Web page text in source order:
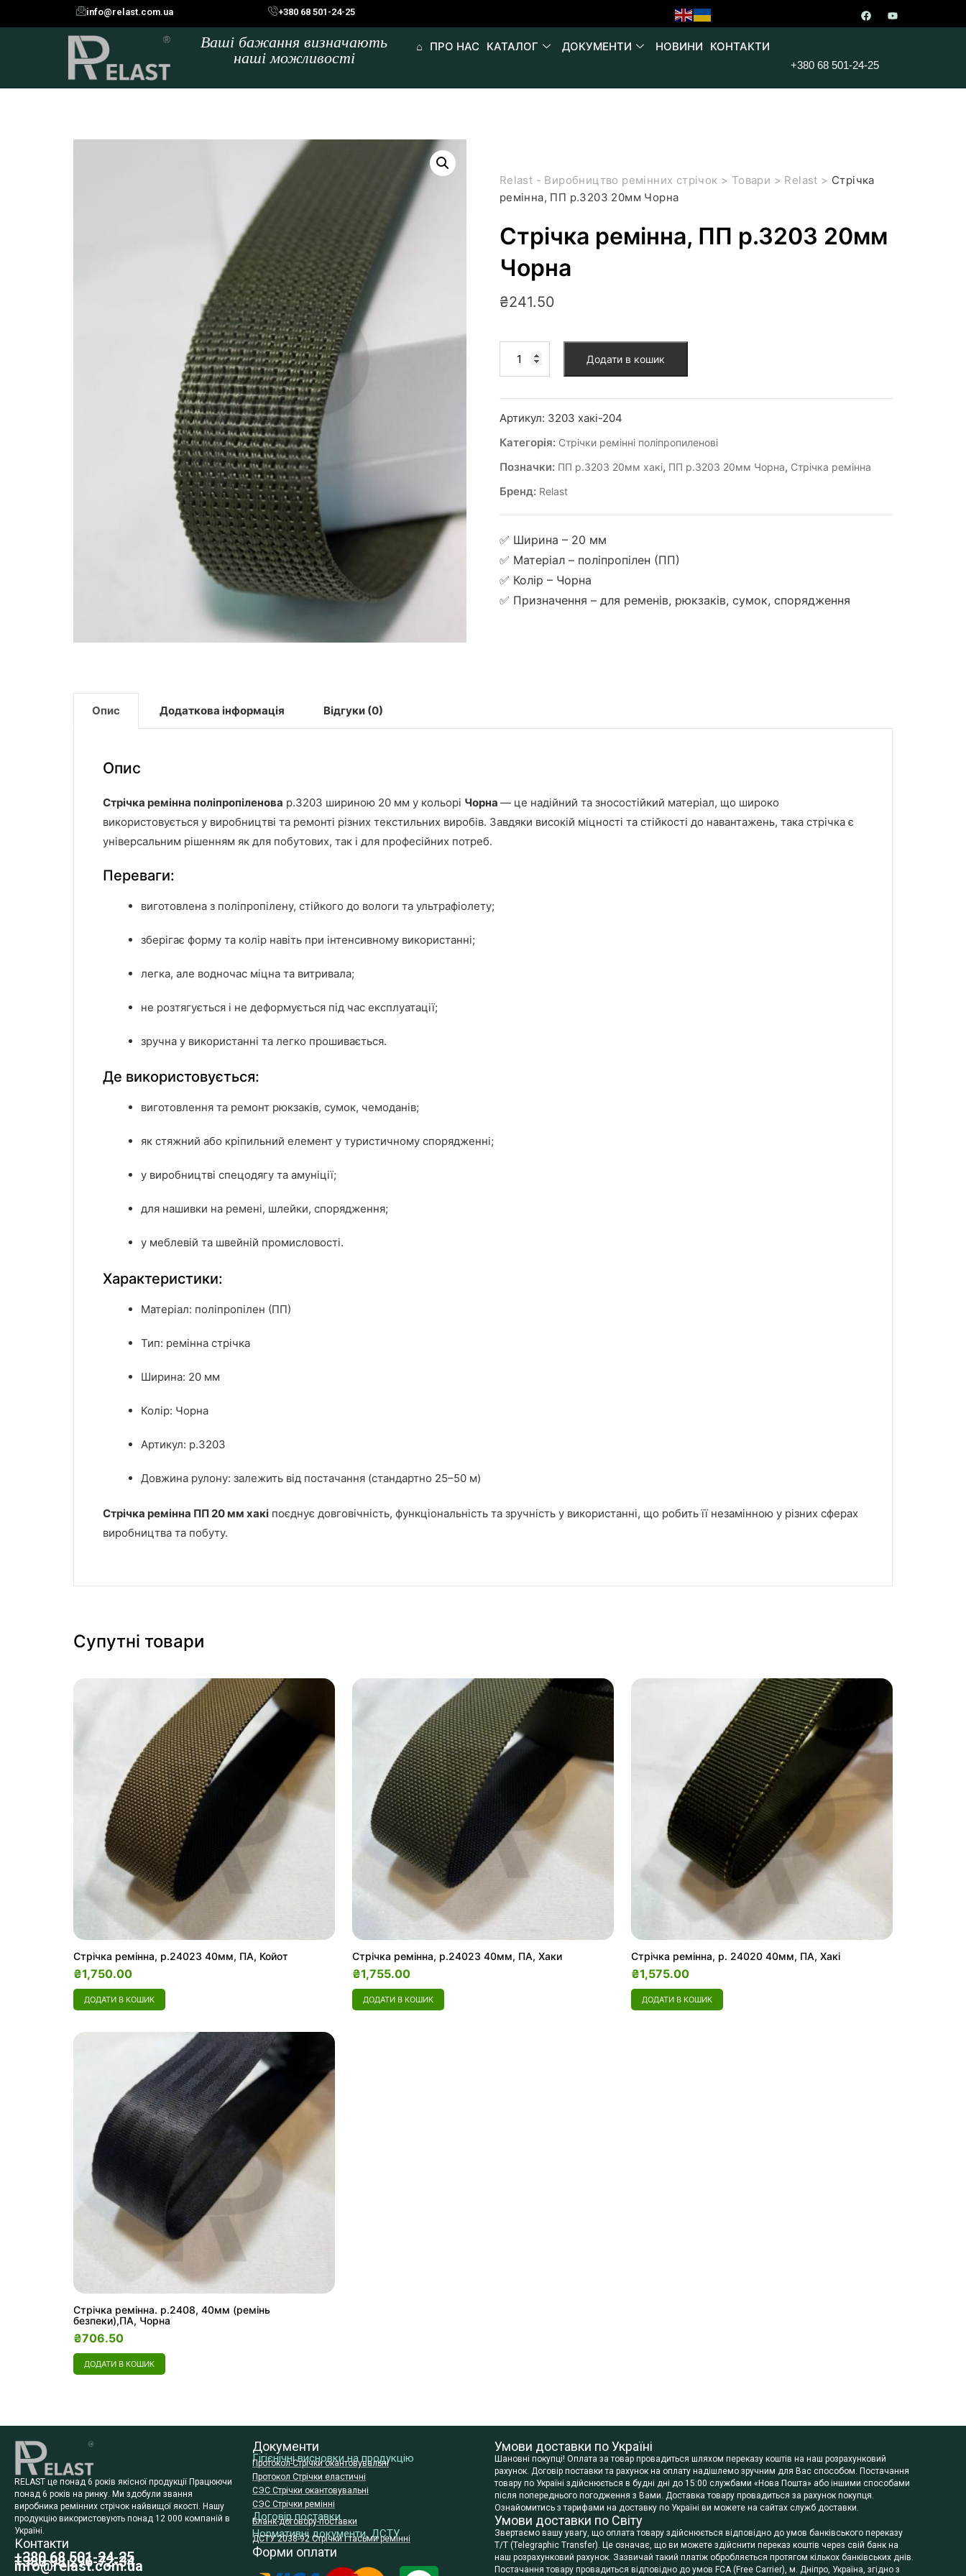
info@relast.com.ua +380 68 501-24-25
Ваші бажання визначають
наші можливості
⌂ ПРО НАС КАТАЛОГ ДОКУМЕНТИ НОВИНИ КОНТАКТИ
+380 68 501-24-25
Relast - Виробництво ремінних стрічок > Товари > Relast > Стрічка
ремінна, ПП р.3203 20мм Чорна
Стрічка ремінна, ПП р.3203 20мм
Чорна
₴241.50
Додати в кошик
Артикул: 3203 хакі-204
Категорія: Стрічки ремінні поліпропиленові
Позначки: ПП р.3203 20мм хакі, ПП р.3203 20мм Чорна, Стрічка ремінна
Бренд: Relast
✅ Ширина – 20 мм
✅ Матеріал – поліпропілен (ПП)
✅ Колір – Чорна
✅ Призначення – для ременів, рюкзаків, сумок, спорядження
Опис Додаткова інформація Відгуки (0)
Опис
Стрічка ремінна поліпропіленова р.3203 шириною 20 мм у кольорі Чорна — це надійний та зносостійкий матеріал, що широко
використовується у виробництві та ремонті різних текстильних виробів. Завдяки високій міцності та стійкості до навантажень, така стрічка є
універсальним рішенням як для побутових, так і для професійних потреб.
Переваги:
виготовлена з поліпропілену, стійкого до вологи та ультрафіолету;
зберігає форму та колір навіть при інтенсивному використанні;
легка, але водночас міцна та витривала;
не розтягується і не деформується під час експлуатації;
зручна у використанні та легко прошивається.
Де використовується:
виготовлення та ремонт рюкзаків, сумок, чемоданів;
як стяжний або кріпильний елемент у туристичному спорядженні;
у виробництві спецодягу та амуніції;
для нашивки на ремені, шлейки, спорядження;
у меблевій та швейній промисловості.
Характеристики:
Матеріал: поліпропілен (ПП)
Тип: ремінна стрічка
Ширина: 20 мм
Колір: Чорна
Артикул: р.3203
Довжина рулону: залежить від постачання (стандартно 25–50 м)
Стрічка ремінна ПП 20 мм хакі поєднує довговічність, функціональність та зручність у використанні, що робить її незамінною у різних сферах
виробництва та побуту.
Супутні товари
Стрічка ремінна, р.24023 40мм, ПА, Койот
₴1,750.00
ДОДАТИ В КОШИК
Стрічка ремінна, р.24023 40мм, ПА, Хаки
₴1,755.00
ДОДАТИ В КОШИК
Стрічка ремінна, р. 24020 40мм, ПА, Хакі
₴1,575.00
ДОДАТИ В КОШИК
Стрічка ремінна. р.2408, 40мм (ремінь
безпеки),ПА, Чорна
₴706.50
ДОДАТИ В КОШИК
RELAST це понад 6 років якісної продукції Працюючи
понад 6 років на ринку. Ми здобули звання
виробника ремінних стрічок найвищої якості. Нашу
продукцію використовують понад 12 000 компаній в
Україні.
Контакти
+380 68 501-24-25
+380 98 296-72-34
info@relast.com.ua
Документи
Гігієнічні висновки на продукцію
Протокол-Стрічки окантовувальні
Протокол Стрічки еластичні
СЭС Стрічки окантовувальні
СЭС Стрічки ремінні
Договір поставки
Бланк-договору-поставки
Нормативні документи, ДСТУ
ДСТУ 2038-92 Стрічки і тасьми ремінні
Форми оплати
Умови доставки по Україні
Шановні покупці! Оплата за товар провадиться шляхом переказу коштів на наш розрахунковий
рахунок. Договір поставки та рахунок на оплату надішлемо зручним для Вас способом. Постачання
товару по Україні здійснюється в будні дні до 15:00 службами «Нова Пошта» або іншими способами
після попереднього погодження з Вами. Доставка товару провадиться за рахунок покупця.
Ознайомитись з тарифами на доставку по Україні ви можете на сайтах служб доставки.
Умови доставки по Світу
Звертаємо вашу увагу, що оплата товару здійснюється відповідно до умов банківського переказу
T/T (Telegraphic Transfer). Це означає, що ви можете здійснити переказ коштів через свій банк на
наш розрахунковий рахунок. Зазвичай такий платіж обробляється протягом кількох банківських днів.
Постачання товару провадиться відповідно до умов FCA (Free Carrier), м. Дніпро, Україна, згідно з